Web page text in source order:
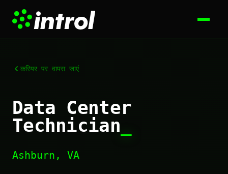
करियर पर वापस जाएं
Data Center
Technician
Ashburn, VA